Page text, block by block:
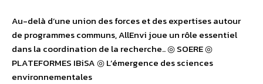
Au-delà d’une union des forces et des expertises autour
de programmes communs, AllEnvi joue un rôle essentiel
dans la coordination de la recherche.. ◎ SOERE ◎
PLATEFORMES IBiSA ◎ L’émergence des sciences
environnementales